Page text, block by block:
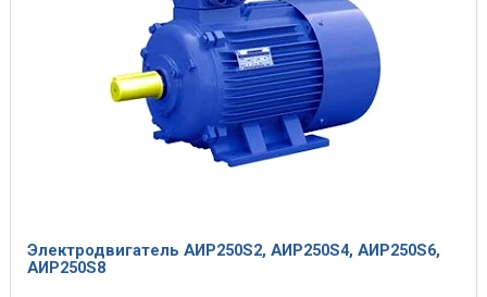
Электродвигатель АИР250S2, АИР250S4, АИР250S6,
АИР250S8